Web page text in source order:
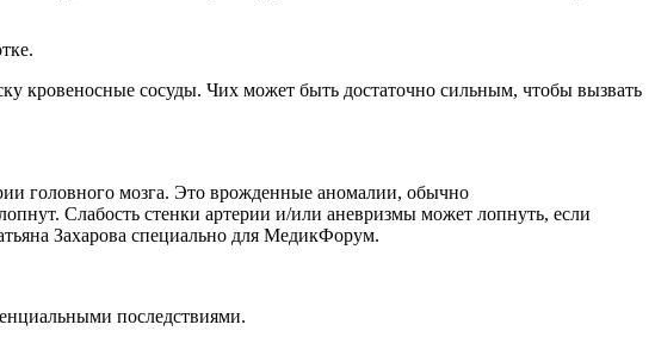
кровеносные сосуды. Чих может быть достаточно сильным, чтобы вызвать
Слабость стенки артерии и/или аневризмы может лопнуть, если
Захарова специально для МедикФорум.
последствиями.